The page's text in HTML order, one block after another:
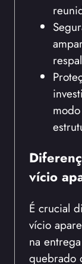
vício
É crucial
vício
na
quebrado